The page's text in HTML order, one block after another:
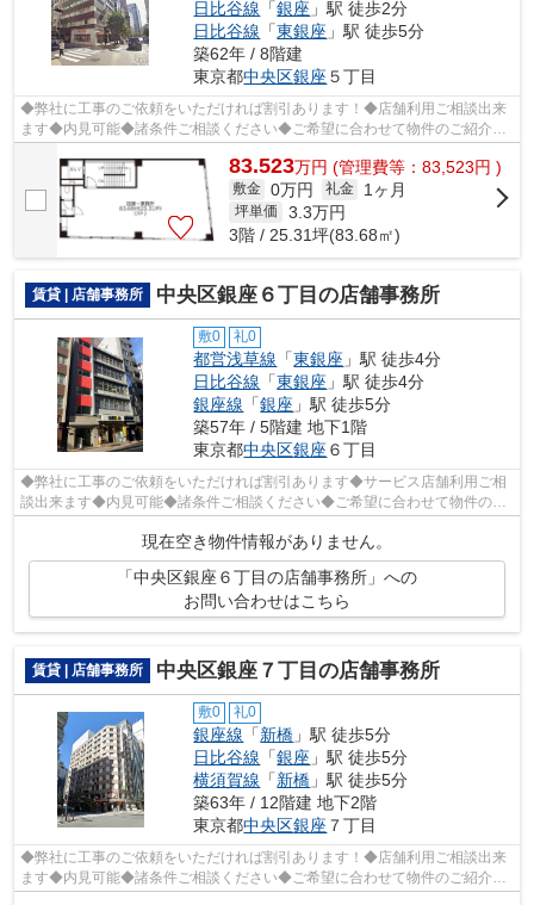
日比谷線 「銀座 」駅 徒歩2分
日比谷線 「東銀座 」駅 徒歩5分
築62年 / 8階建
東京都中央区銀座 ５丁目
◆弊社に工事のご依頼をいただければ割引あります！◆店舗利用ご相談出来
ます◆内見可能◆諸条件ご相談ください◆ご希望に合わせて物件のご紹介可
能です◆業種・ご希望条件等お気軽にお問い...
83.523万円 (管理費等：83,523円 )
敷金 0万円 礼金 1ヶ月
坪単価 3.3万円
3階 / 25.31坪(83.68㎡)
賃貸 | 店舗事務所 中央区銀座６丁目の店舗事務所
敷0 礼0
都営浅草線 「東銀座 」駅 徒歩4分
日比谷線 「東銀座 」駅 徒歩4分
銀座線 「銀座 」駅 徒歩5分
築57年 / 5階建 地下1階
東京都中央区銀座 ６丁目
◆弊社に工事のご依頼をいただければ割引あります◆サービス店舗利用ご相
談出来ます◆内見可能◆諸条件ご相談ください◆ご希望に合わせて物件のご
現在空き物件情報がありません。
「中央区銀座６丁目の店舗事務所」への
お問い合わせはこちら
賃貸 | 店舗事務所 中央区銀座７丁目の店舗事務所
敷0 礼0
銀座線 「新橋 」駅 徒歩5分
日比谷線 「銀座 」駅 徒歩5分
横須賀線 「新橋 」駅 徒歩5分
築63年 / 12階建 地下2階
東京都中央区銀座 ７丁目
◆弊社に工事のご依頼をいただければ割引あります！◆店舗利用ご相談出来
ます◆内見可能◆諸条件ご相談ください◆ご希望に合わせて物件のご紹介可